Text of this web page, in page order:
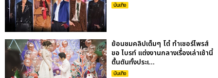
บันเทิง
ย้อนชมคลิปเต็มๆ โต๋ ทำเซอร์ไพรส์
ขอ ไบรท์ แต่งงานกลางเรื่องเล่าเช้านี้
ตื้นตันทั้งประเ...
บันเทิง